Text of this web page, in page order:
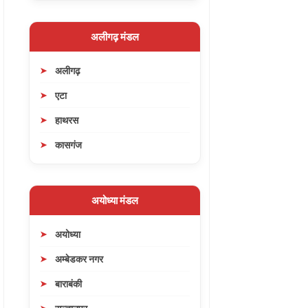
अलीगढ़ मंडल
अलीगढ़
एटा
हाथरस
कासगंज
अयोध्या मंडल
अयोध्या
अम्बेडकर नगर
बाराबंकी